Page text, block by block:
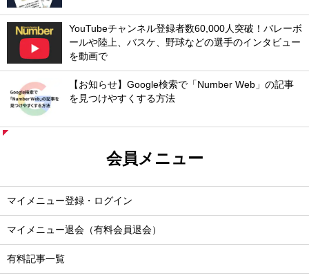
YouTubeチャンネル登録者数60,000人突破！バレーボ
ールや陸上、バスケ、野球などの選手のインタビュー
を動画で
【お知らせ】Google検索で「Number Web」の記事
を見つけやすくする方法
会員メニュー
マイメニュー登録・ログイン
マイメニュー退会（有料会員退会）
有料記事一覧